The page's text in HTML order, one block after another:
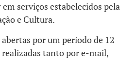
serviços estabelecidos pela
e Cultura.
por um período de 12
realizadas tanto por e-mail,